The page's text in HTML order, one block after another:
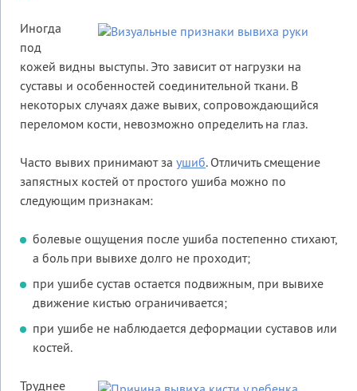
Иногда
под
кожей видны выступы. Это зависит от нагрузки на
суставы и особенностей соединительной ткани. В
некоторых случаях даже вывих, сопровождающийся
переломом кости, невозможно определить на глаз.
Часто вывих принимают за ушиб. Отличить смещение
запястных костей от простого ушиба можно по
следующим признакам:
болевые ощущения после ушиба постепенно стихают,
а боль при вывихе долго не проходит;
при ушибе сустав остается подвижным, при вывихе
движение кистью ограничивается;
при ушибе не наблюдается деформации суставов или
костей.
Труднее